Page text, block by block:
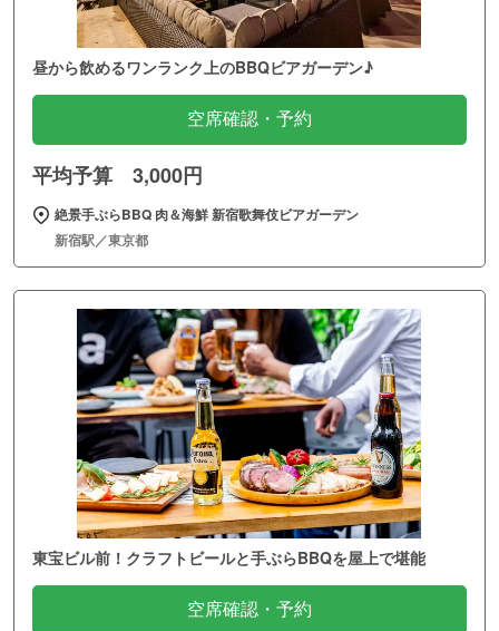
昼から飲めるワンランク上のBBQビアガーデン♪
空席確認・予約
平均予算 3,000円
絶景手ぶらBBQ 肉＆海鮮 新宿歌舞伎ビアガーデン
新宿駅／東京都
東宝ビル前！クラフトビールと手ぶらBBQを屋上で堪能
空席確認・予約